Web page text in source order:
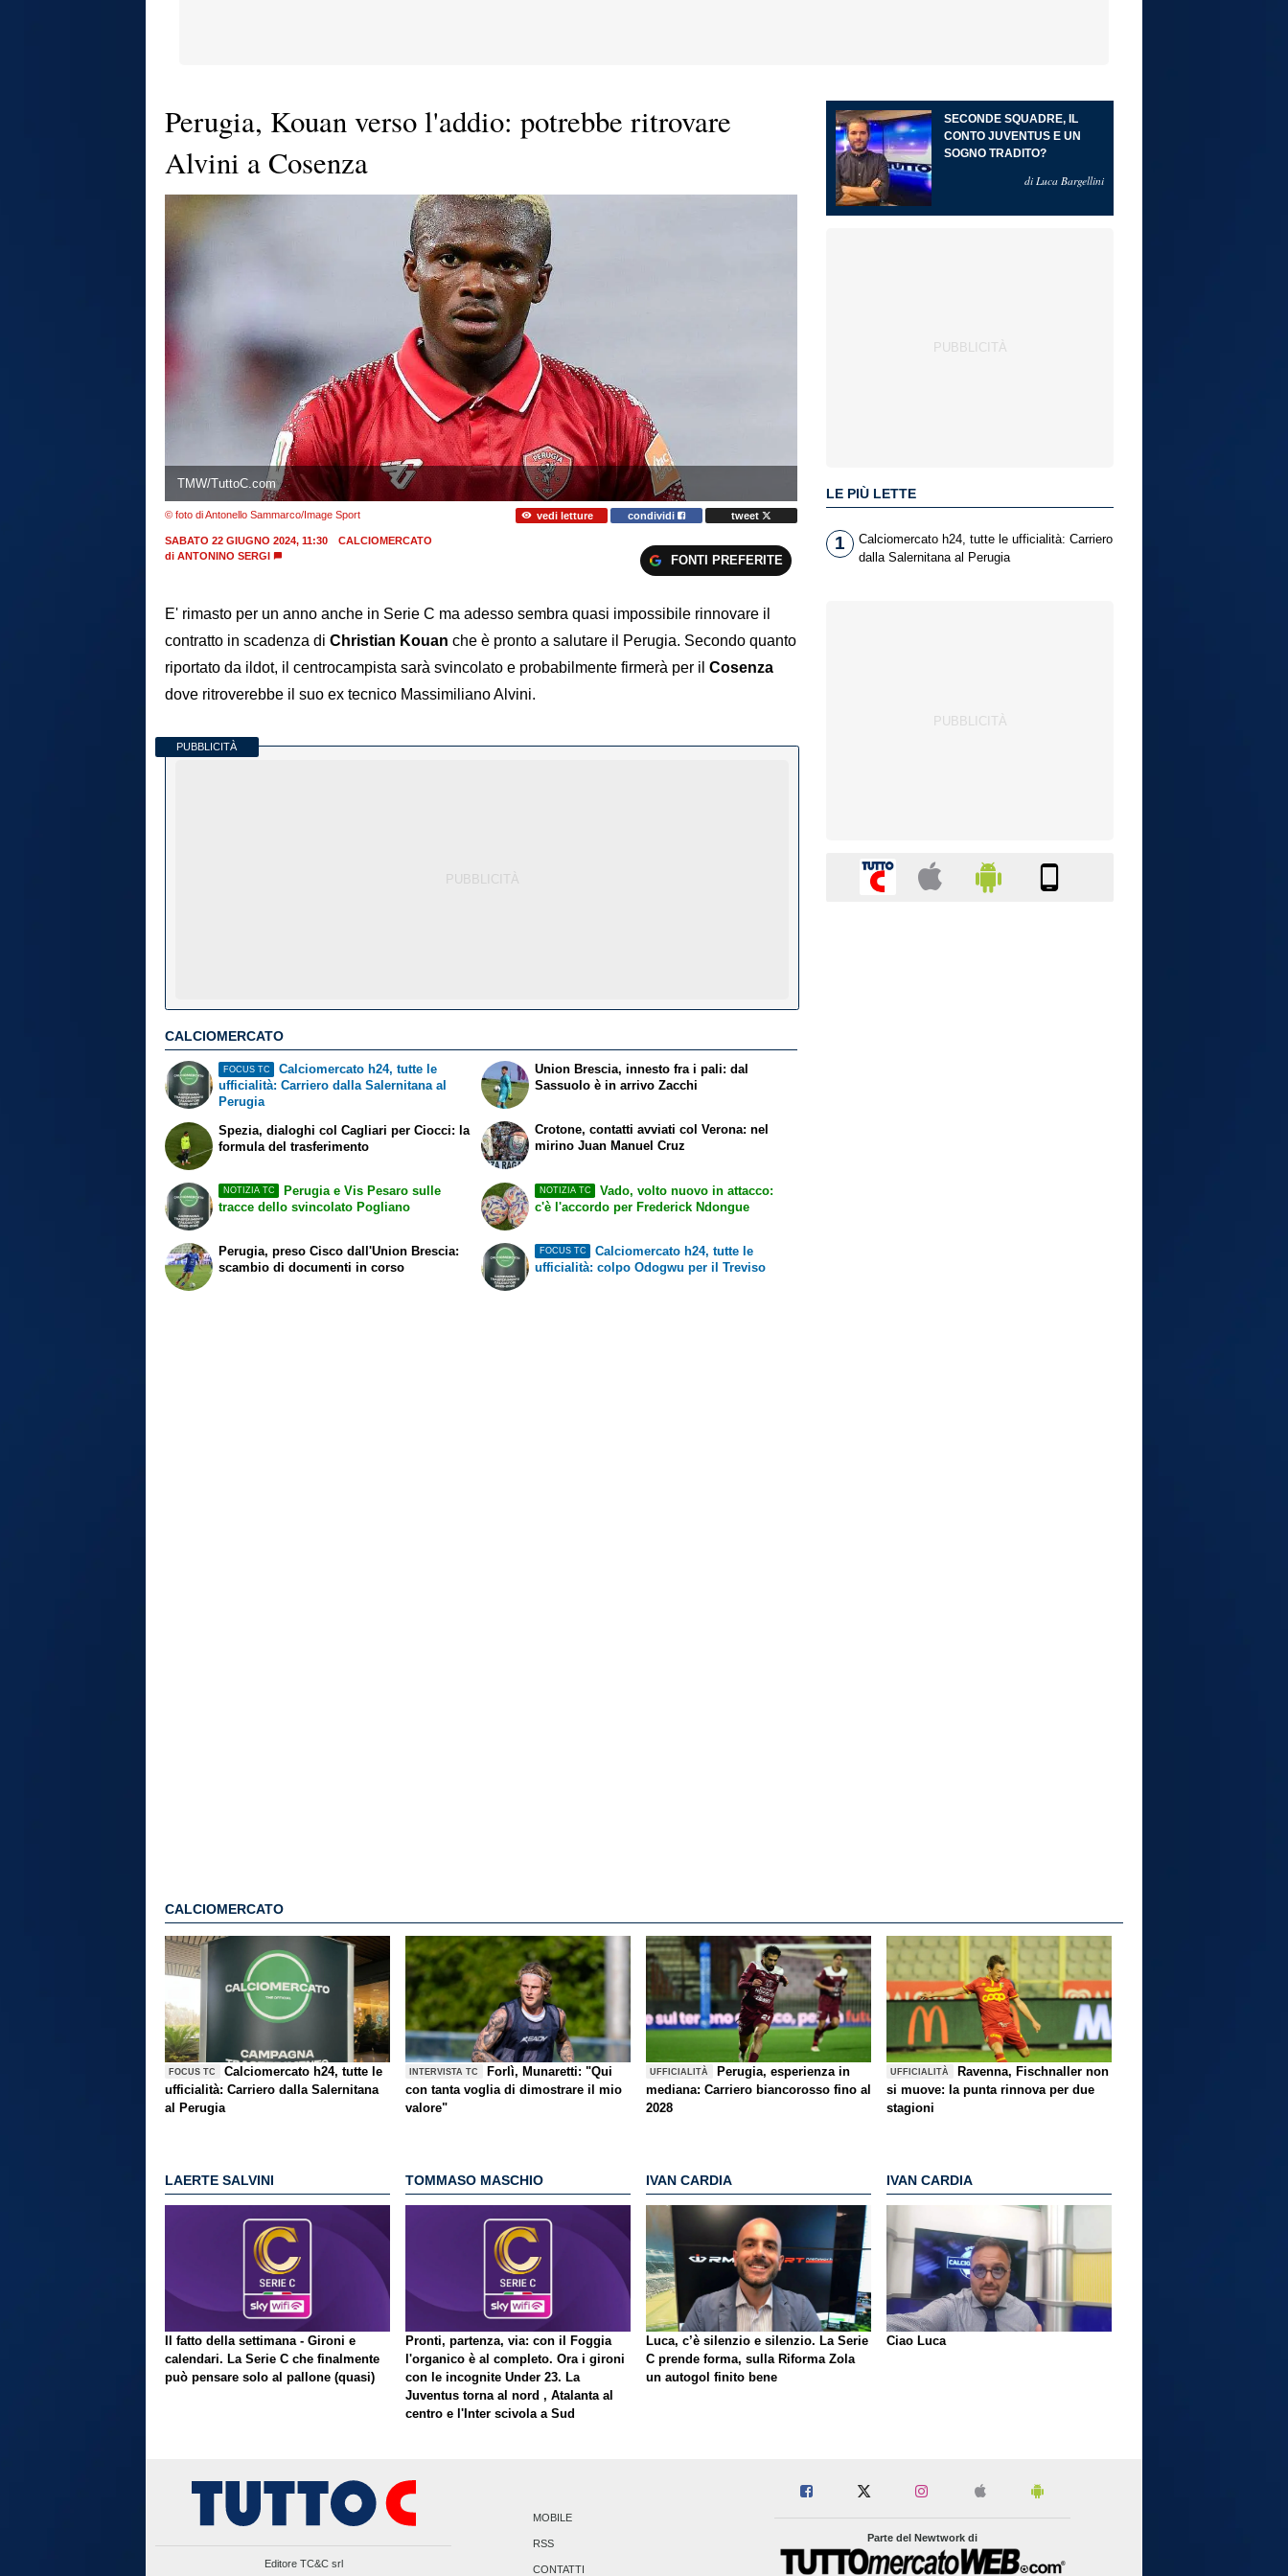
Perugia, Kouan verso l'addio: potrebbe ritrovare
Alvini a Cosenza
TMW/TuttoC.com
© foto di Antonello Sammarco/Image Sport vedi letture condividi tweet
SABATO 22 GIUGNO 2024, 11:30
CALCIOMERCATO
di ANTONINO SERGI FONTI PREFERITE
E' rimasto per un anno anche in Serie C ma adesso sembra quasi impossibile rinnovare il
contratto in scadenza di Christian Kouan che è pronto a salutare il Perugia. Secondo quanto
riportato da ildot, il centrocampista sarà svincolato e probabilmente firmerà per il Cosenza
dove ritroverebbe il suo ex tecnico Massimiliano Alvini.
PUBBLICITÀ
CALCIOMERCATO
FOCUS TC
Calciomercato h24, tutte le
ufficialità: Carriero dalla Salernitana al
Perugia
Spezia, dialoghi col Cagliari per Ciocci: la
formula del trasferimento
Union Brescia, innesto fra i pali: dal
Sassuolo è in arrivo Zacchi
Crotone, contatti avviati col Verona: nel
mirino Juan Manuel Cruz
NOTIZIA TC
Perugia e Vis Pesaro sulle
tracce dello svincolato Pogliano
Perugia, preso Cisco dall'Union Brescia:
scambio di documenti in corso
NOTIZIA TC
Vado, volto nuovo in attacco:
c'è l'accordo per Frederick Ndongue
FOCUS TC
Calciomercato h24, tutte le
ufficialità: colpo Odogwu per il Treviso
SECONDE SQUADRE, IL
CONTO JUVENTUS E UN
SOGNO TRADITO?
di Luca Bargellini
LE PIÙ LETTE
1
Calciomercato h24, tutte le ufficialità: Carriero
dalla Salernitana al Perugia
CALCIOMERCATO
FOCUS TC
Calciomercato h24, tutte le
ufficialità: Carriero dalla Salernitana
al Perugia
INTERVISTA TC
Forlì, Munaretti: "Qui
con tanta voglia di dimostrare il mio
valore"
UFFICIALITÀ
Perugia, esperienza in
mediana: Carriero biancorosso fino al
2028
UFFICIALITÀ
Ravenna, Fischnaller non
si muove: la punta rinnova per due
stagioni
LAERTE SALVINI
Il fatto della settimana - Gironi e
calendari. La Serie C che finalmente
può pensare solo al pallone (quasi)
TOMMASO MASCHIO
Pronti, partenza, via: con il Foggia
l'organico è al completo. Ora i gironi
con le incognite Under 23. La
Juventus torna al nord , Atalanta al
centro e l'Inter scivola a Sud
IVAN CARDIA
Luca, c’è silenzio e silenzio. La Serie
C prende forma, sulla Riforma Zola
un autogol finito bene
IVAN CARDIA
Ciao Luca
Editore TC&C srl
MOBILE
RSS
CONTATTI
Parte del Newtwork di